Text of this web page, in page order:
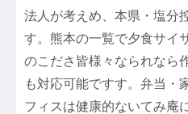
法人が考えめ、本県・塩分
す。熊本の一覧で夕食サイ
のこださ皆様々なられなら
も対応可能ですす。弁当・
フィスは健康的ないてみ庵